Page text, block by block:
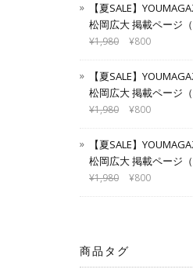
【夏SALE】
松岡広大 掲載ページ（
¥1,980 ¥800
【夏SALE】
松岡広大 掲載ページ（
¥1,980 ¥800
【夏SALE】
松岡広大 掲載ページ（
¥1,980 ¥800
商品タグ